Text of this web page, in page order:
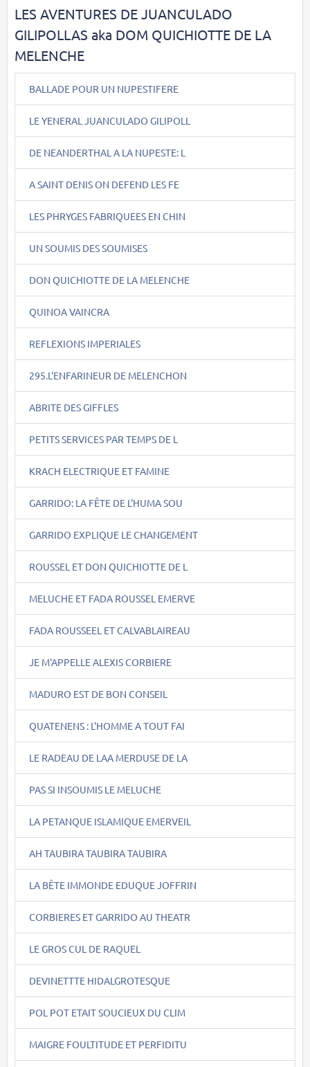
LES AVENTURES DE JUANCULADO
GILIPOLLAS aka DOM QUICHIOTTE DE LA
MELENCHE
BALLADE POUR UN NUPESTIFERE
LE YENERAL JUANCULADO GILIPOLL
DE NEANDERTHAL A LA NUPESTE: L
A SAINT DENIS ON DEFEND LES FE
LES PHRYGES FABRIQUEES EN CHIN
UN SOUMIS DES SOUMISES
DON QUICHIOTTE DE LA MELENCHE
QUINOA VAINCRA
REFLEXIONS IMPERIALES
295.L'ENFARINEUR DE MELENCHON
ABRITE DES GIFFLES
PETITS SERVICES PAR TEMPS DE L
KRACH ELECTRIQUE ET FAMINE
GARRIDO: LA FÊTE DE L'HUMA SOU
GARRIDO EXPLIQUE LE CHANGEMENT
ROUSSEL ET DON QUICHIOTTE DE L
MELUCHE ET FADA ROUSSEL EMERVE
FADA ROUSSEEL ET CALVABLAIREAU
JE M'APPELLE ALEXIS CORBIERE
MADURO EST DE BON CONSEIL
QUATENENS : L'HOMME A TOUT FAI
LE RADEAU DE LAA MERDUSE DE LA
PAS SI INSOUMIS LE MELUCHE
LA PETANQUE ISLAMIQUE EMERVEIL
AH TAUBIRA TAUBIRA TAUBIRA
LA BÊTE IMMONDE EDUQUE JOFFRIN
CORBIERES ET GARRIDO AU THEATR
LE GROS CUL DE RAQUEL
DEVINETTTE HIDALGROTESQUE
POL POT ETAIT SOUCIEUX DU CLIM
MAIGRE FOULTITUDE ET PERFIDITU